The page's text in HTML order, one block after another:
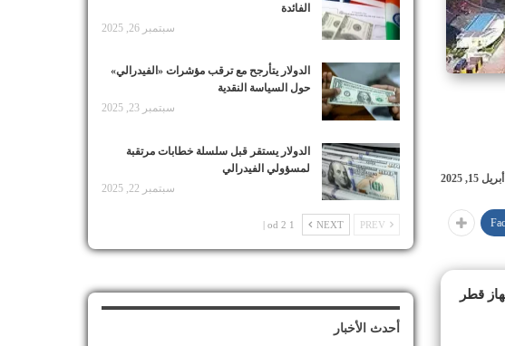
أبريل 15, 2025
4 مليارات دولار، مع جهاز قطر
الفائدة
سبتمبر 26, 2025
الدولار يتأرجح مع ترقب مؤشرات «الفيدرالي»
حول السياسة النقدية
سبتمبر 23, 2025
الدولار يستقر قبل سلسلة خطابات مرتقبة
لمسؤولي الفيدرالي
سبتمبر 22, 2025
NEXT
1 od 2 |
أحدث الأخبار